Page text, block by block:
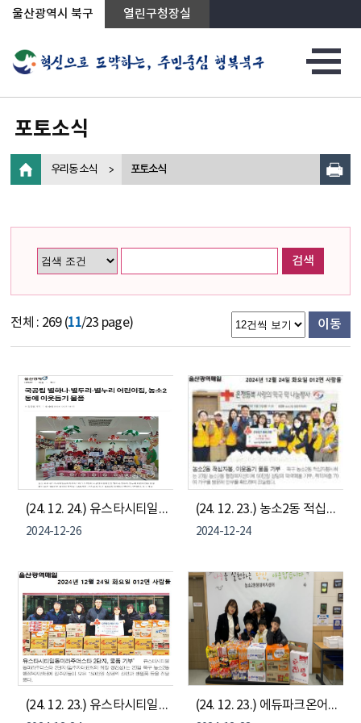
상단메뉴로 바로가기
전체메뉴로 바로가기
왼쪽메뉴로 바로가기
본문으로 바로가기
울산광역시 북구 열린구청장실
포토소식
우리동 소식 포토소식
검색
전체 : 269 (11/23 page) 이동
(24. 12. 24.) 유스타시티일동미라주더스타 국공립 별하나, 별두리, 별누리어린이집 - 농소2동 이웃돕기 물품 기부
2024-12-26
(24. 12. 23.) 농소2동 적십자 봉사회 "떡국떡" 전달
2024-12-24
(24. 12. 23.) 유스타시티일동미라주더스타2단지 - 농소2동나눔냉장고 식료품 및 생필품 기부 (24. 12. 23.) 에듀파크온어린이집 - 농소2동나눔냉장고 식료품 및 생필품 기부